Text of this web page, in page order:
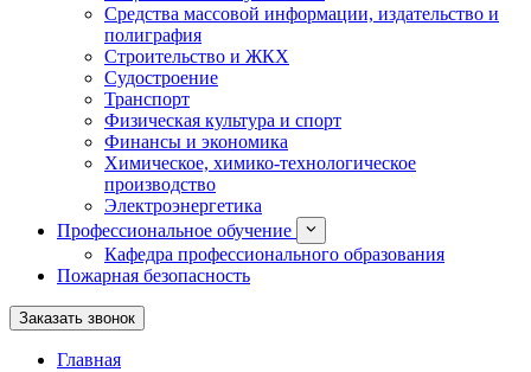
Средства массовой информации, издательство и
полиграфия
Строительство и ЖКХ
Судостроение
Транспорт
Физическая культура и спорт
Финансы и экономика
Химическое, химико-технологическое
производство
Электроэнергетика
Профессиональное обучение
Кафедра профессионального образования
Пожарная безопасность
Заказать звонок
Главная